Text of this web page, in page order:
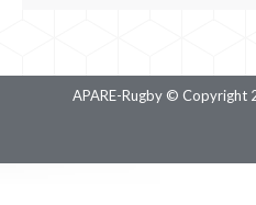
APARE-Rugby © Copyright